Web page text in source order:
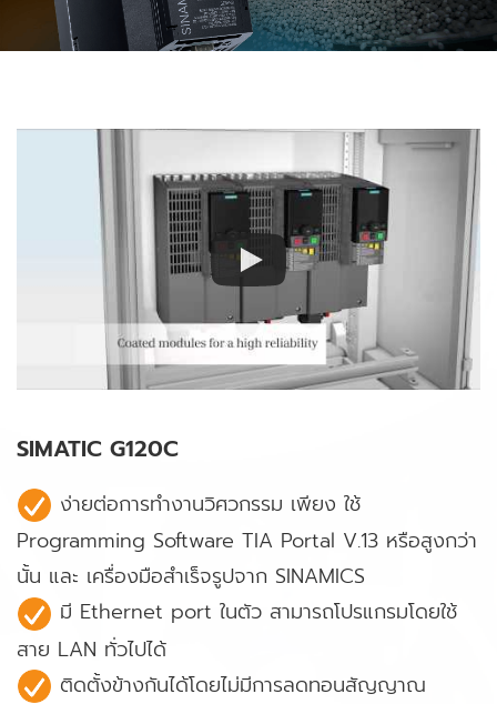
SIMATIC G120C
ง่ายต่อการทำงานวิศวกรรม เพียง ใช้
Programming Software TIA Portal V.13 หรือสูงกว่า
นั้น และ เครื่องมือสำเร็จรูปจาก SINAMICS
มี Ethernet port ในตัว สามารถโปรแกรมโดยใช้
สาย LAN ทั่วไปได้
ติดตั้งข้างกันได้โดยไม่มีการลดทอนสัญญาณ